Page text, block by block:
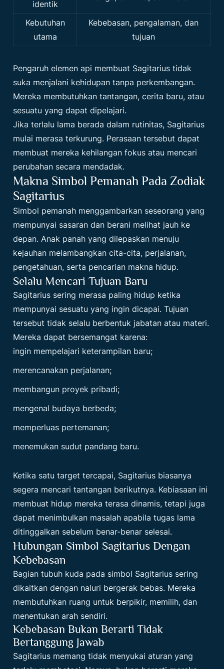
identik
Kebutuhan
utama
Kebebasan, pengalaman, dan
tujuan
Pengaruh elemen api membuat Sagitarius tidak
suka menjalani kehidupan tanpa perkembangan.
Mereka membutuhkan tantangan, cerita baru, atau
sesuatu yang dapat dipelajari.
Jika terlalu lama berada dalam rutinitas, Sagitarius
mulai merasa terkurung. Perasaan tersebut dapat
membuat mereka kehilangan fokus atau mencari
perubahan secara mendadak.
Makna Simbol Pemanah Pada Zodiak
Sagitarius
Simbol pemanah menggambarkan seseorang yang
mempunyai sasaran dan berani melihat jauh ke
depan. Anak panah yang dilepaskan menuju
kejauhan melambangkan cita-cita, perjalanan,
pengetahuan, serta pencarian makna hidup.
Selalu Mencari Tujuan Baru
Sagitarius sering merasa paling hidup ketika
mempunyai sesuatu yang ingin dicapai. Tujuan
tersebut tidak selalu berbentuk jabatan atau materi.
Mereka dapat bersemangat karena:
ingin mempelajari keterampilan baru;
merencanakan perjalanan;
membangun proyek pribadi;
mengenal budaya berbeda;
memperluas pertemanan;
menemukan sudut pandang baru.
Ketika satu target tercapai, Sagitarius biasanya
segera mencari tantangan berikutnya. Kebiasaan ini
membuat hidup mereka terasa dinamis, tetapi juga
dapat menimbulkan masalah apabila tugas lama
ditinggalkan sebelum benar-benar selesai.
Hubungan Simbol Sagitarius Dengan
Kebebasan
Bagian tubuh kuda pada simbol Sagitarius sering
dikaitkan dengan naluri bergerak bebas. Mereka
membutuhkan ruang untuk berpikir, memilih, dan
menentukan arah sendiri.
Kebebasan Bukan Berarti Tidak
Bertanggung Jawab
Sagitarius memang tidak menyukai aturan yang